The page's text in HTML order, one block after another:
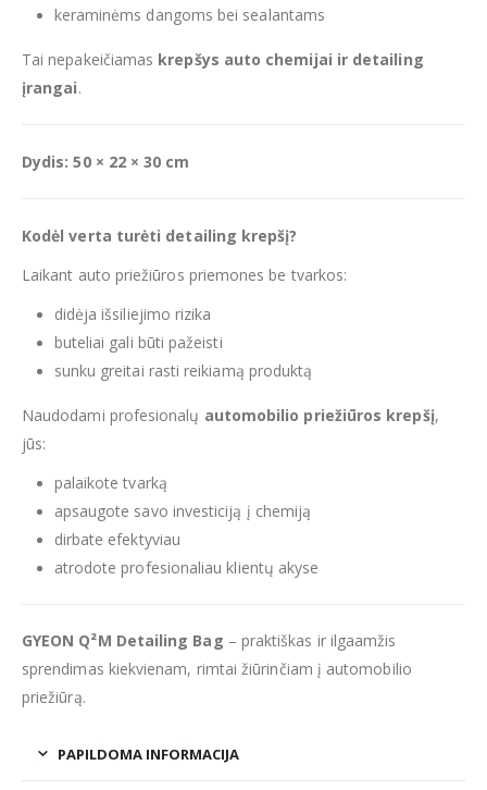
keraminėms dangoms bei sealantams
Tai nepakeičiamas krepšys auto chemijai ir detailing
įrangai.
Dydis: 50 × 22 × 30 cm
Kodėl verta turėti detailing krepšį?
Laikant auto priežiūros priemones be tvarkos:
didėja išsiliejimo rizika
buteliai gali būti pažeisti
sunku greitai rasti reikiamą produktą
Naudodami profesionalų automobilio priežiūros krepšį,
jūs:
palaikote tvarką
apsaugote savo investiciją į chemiją
dirbate efektyviau
atrodote profesionaliau klientų akyse
GYEON Q²M Detailing Bag – praktiškas ir ilgaamžis
sprendimas kiekvienam, rimtai žiūrinčiam į automobilio
priežiūrą.
PAPILDOMA INFORMACIJA